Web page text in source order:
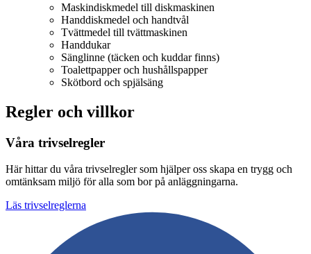
Maskindiskmedel till diskmaskinen
Handdiskmedel och handtvål
Tvättmedel till tvättmaskinen
Handdukar
Sänglinne (täcken och kuddar finns)
Toalettpapper och hushållspapper
Skötbord och spjälsäng
Regler och villkor
Våra trivselregler
Här hittar du våra trivselregler som hjälper oss skapa en trygg och
omtänksam miljö för alla som bor på anläggningarna.
Läs trivselreglerna